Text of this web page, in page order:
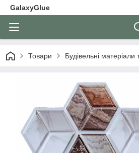
GalaxyGlue
Товари Будівельні матеріали